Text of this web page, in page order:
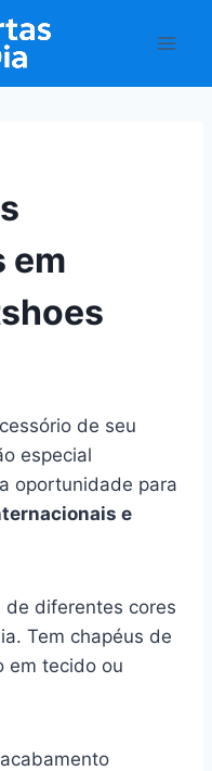
em
de seu
especial
oportunidade para
e
de diferentes cores
Tem chapéus de
em tecido ou